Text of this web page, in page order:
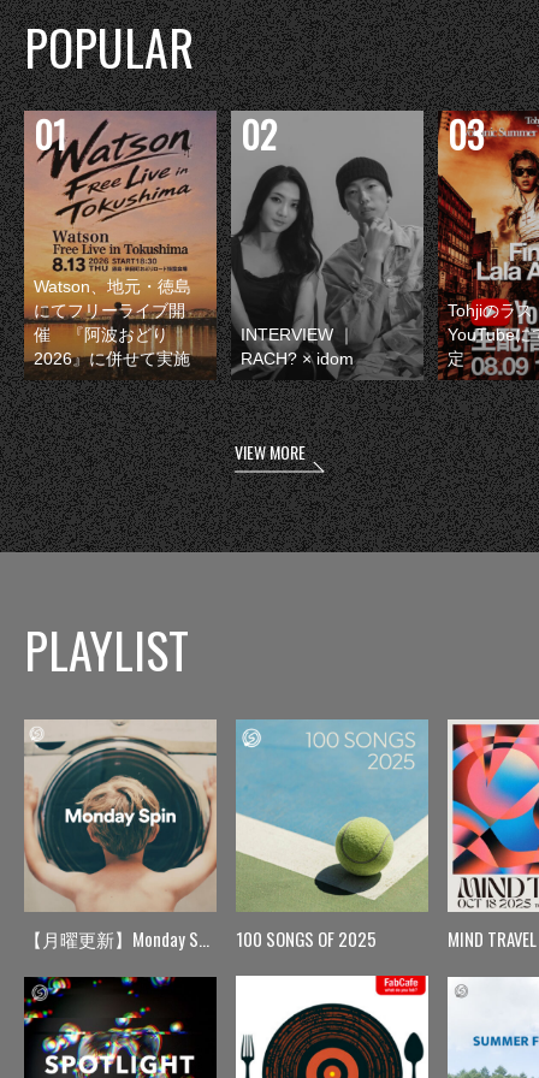
POPULAR
Watson、地元・徳島
にてフリーライブ開
催 『阿波おどり
2026』に併せて実施
INTERVIEW ｜
RACH? × idom
Tohjiのラス
YouTubeに
定
VIEW MORE
PLAYLIST
【月曜更新】Monday Spin 100 SONGS OF 2025 MIND TRAVEL